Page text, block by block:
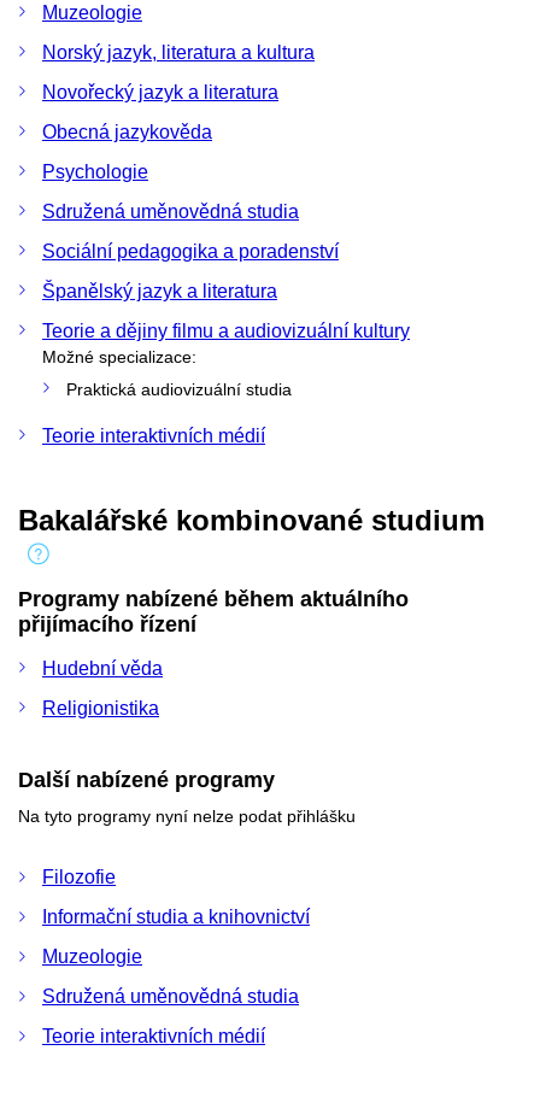
Muzeologie
Norský jazyk, literatura a kultura
Novořecký jazyk a literatura
Obecná jazykověda
Psychologie
Sdružená uměnovědná studia
Sociální pedagogika a poradenství
Španělský jazyk a literatura
Teorie a dějiny filmu a audiovizuální kultury
Možné specializace:
Praktická audiovizuální studia
Teorie interaktivních médií
Bakalářské kombinované studium
Programy nabízené během aktuálního
přijímacího řízení
Hudební věda
Religionistika
Další nabízené programy
Na tyto programy nyní nelze podat přihlášku
Filozofie
Informační studia a knihovnictví
Muzeologie
Sdružená uměnovědná studia
Teorie interaktivních médií